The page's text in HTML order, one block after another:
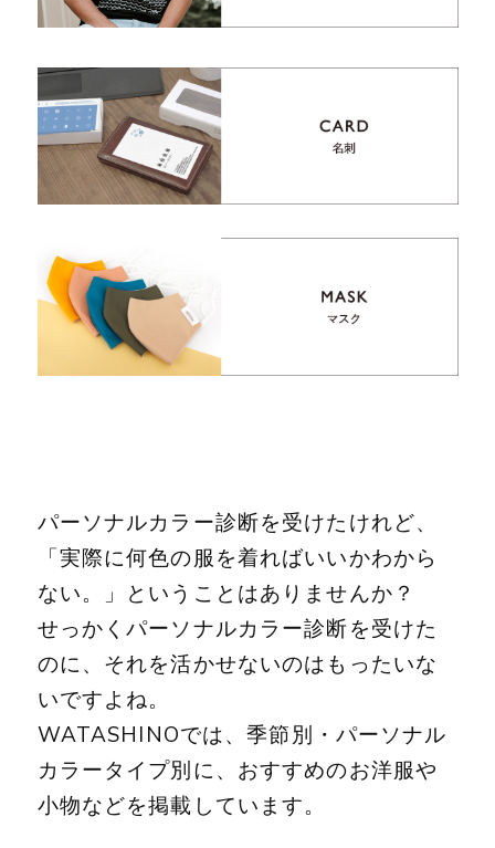
パーソナルカラー診断を受けたけれど、
「実際に何色の服を着ればいいかわから
ない。」ということはありませんか？
せっかくパーソナルカラー診断を受けた
のに、それを活かせないのはもったいな
いですよね。
WATASHINOでは、季節別・パーソナル
カラータイプ別に、おすすめのお洋服や
小物などを掲載しています。